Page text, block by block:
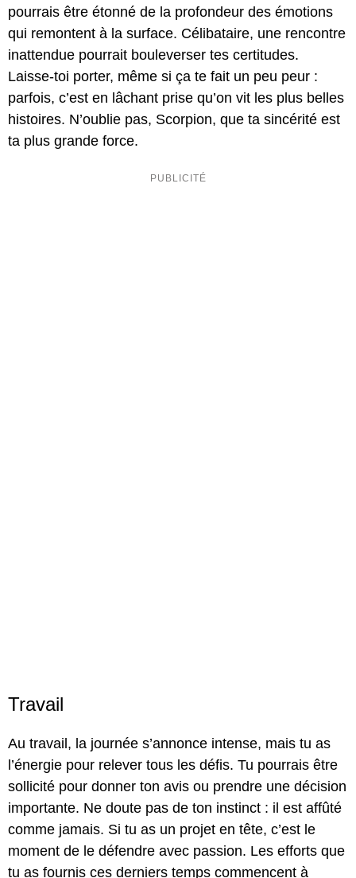
pourrais être étonné de la profondeur des émotions
qui remontent à la surface. Célibataire, une rencontre
inattendue pourrait bouleverser tes certitudes.
Laisse-toi porter, même si ça te fait un peu peur :
parfois, c’est en lâchant prise qu’on vit les plus belles
histoires. N’oublie pas, Scorpion, que ta sincérité est
ta plus grande force.
Travail
Au travail, la journée s’annonce intense, mais tu as
l’énergie pour relever tous les défis. Tu pourrais être
sollicité pour donner ton avis ou prendre une décision
importante. Ne doute pas de ton instinct : il est affûté
comme jamais. Si tu as un projet en tête, c’est le
moment de le défendre avec passion. Les efforts que
tu as fournis ces derniers temps commencent à